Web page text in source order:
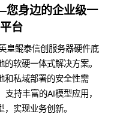
身边的企业级一
台
皇鲲泰信创服务器硬件底
软硬一体式解决方案。
和私域部署的安全性需
持丰富的AI模型应用，
实现业务创新。